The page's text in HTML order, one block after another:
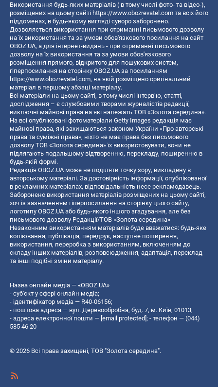
Використання будь-яких матеріалів ( в тому числі фото- та відео-),
розміщених на цьому сайті https://www.obozrevatel.com та всіх його
піддоменах, в будь-якому вигляді суворо заборонено.
Дозволяється використання при отриманні письмового дозволу
на їх використання та за умови обов'язкового посилання на сайт
OBOZ.UA, а для інтернет-видань - при отриманні письмового
дозволу на їх використання та за умови обов'язкового
розміщення прямого, відкритого для пошукових систем,
гіперпосилання на сторінку OBOZ.UA за посиланням
https://www.obozrevatel.com, на якій розміщено оригінальний
матеріал в першому абзаці матеріалу.
Всі матеріали на цьому сайті, в тому числі інтерв’ю, статті,
дослідження – є службовими творами журналістів редакції,
виключні майнові права на які належать ТОВ «Золота середина».
На всі опубліковані фотоматеріали Getty Images редакція має
майнові права, які захищаються законом України «Про авторські
права та суміжні права», ніхто не має права без письмового
дозволу ТОВ «Золота середина» їх використовувати, вони не
підлягають подальшому відтворенню, перекладу, поширенню в
будь-якій формі.
Редакція OBOZ.UA може не поділяти точку зору, викладену в
авторському матеріалі. За достовірність інформації, опублікованої
в рекламних матеріалах, відповідальність несе рекламодавець.
Заборонено використання матеріалів розміщених на цьому сайті,
хоч із зазначенням гіперпосилання на сторінку цього сайту,
логотипу OBOZ.UA або будь-якого іншого згадування, але без
письмового дозволу Редакції/ТОВ «Золота середина»
Незаконним використанням матеріалів буде вважатися: будь-яке
копiювання, публiкацiя, передрук, наступне поширення,
використання, переробка з використанням, включенням до
складу інших матеріалів, розповсюдження, адаптація, переклад
та інші подібні зміни матеріалу.
Назва онлайн медіа — «OBOZ.UA»
- суб'єкт у сфері онлайн медіа;
- ідентифікатор медіа — R40-06156;
- поштова адреса — вул. Деревообробна, буд. 7, м. Київ, 01013;
- адреса електронної пошти — [email protected]; - телефон — (044)
585 46 20
© 2026 Всі права захищені, ТОВ "Золота середина".